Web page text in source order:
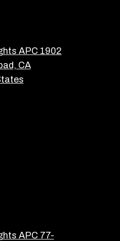
APC 1902
CA
APC 77-